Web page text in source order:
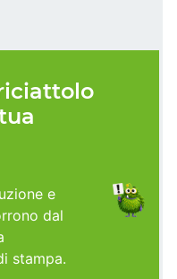
e
dal
stampa.